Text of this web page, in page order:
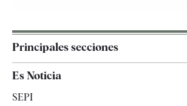
Principales secciones
España
Es Noticia
SEPI